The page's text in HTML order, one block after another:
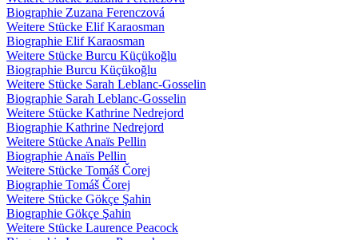
Biographie Zuzana Ferenczová
Weitere Stücke Elif Karaosman
Biographie Elif Karaosman
Weitere Stücke Burcu Küçükoğlu
Biographie Burcu Küçükoğlu
Weitere Stücke Sarah Leblanc-Gosselin
Biographie Sarah Leblanc-Gosselin
Weitere Stücke Kathrine Nedrejord
Biographie Kathrine Nedrejord
Weitere Stücke Anaïs Pellin
Biographie Anaïs Pellin
Weitere Stücke Tomáš Čorej
Biographie Tomáš Čorej
Weitere Stücke Gökçe Şahin
Biographie Gökçe Şahin
Weitere Stücke Laurence Peacock